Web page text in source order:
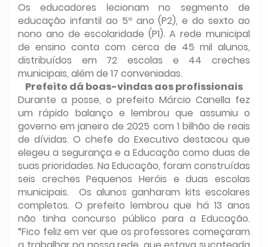
Os educadores lecionam no segmento de
educação infantil ao 5º ano (P2), e do sexto ao
nono ano de escolaridade (P1). A rede municipal
de ensino conta com cerca de 45 mil alunos,
distribuídos em 72 escolas e 44 creches
municipais, além de 17 conveniadas.
Prefeito dá boas-vindas aos profissionais
Durante a posse, o prefeito Márcio Canella fez
um rápido balanço e lembrou que assumiu o
governo em janeiro de 2025 com 1 bilhão de reais
de dívidas. O chefe do Executivo destacou que
elegeu a segurança e a Educação como duas de
suas prioridades. Na Educação, foram construídas
seis creches Pequenos Heróis e duas escolas
municipais. Os alunos ganharam kits escolares
completos. O prefeito lembrou que há 13 anos
não tinha concurso público para a Educação.
“Fico feliz em ver que os professores começaram